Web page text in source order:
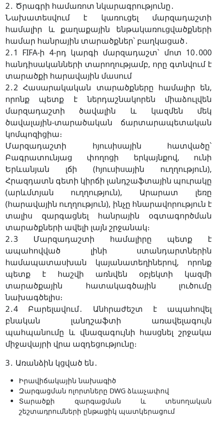
2․ Ծրագրի համառոտ նկարագրությունը․
Նախատեսվում է կառուցել մարզադաշտի
համալիր և քաղաքային ենթակառուցվածքների
համար հանրային տարածքներ՝ բաղկացած․
2․1 FIFA-ի 4-րդ կարգի մարզադաշտ՝ մոտ 10․000
հանդիսականների տարողությամբ, որը գտնվում է
տարածքի հարավային մասում
2․2 Հասարակական տարածքները համալիր են,
որոնք պետք է ներդաշնակորեն միաձուլվեն
մարզադաշտի ծավալին և կազմեն մեկ
ծավալային-տարածական ճարտարապետական
կոմպոզիցիա։
Մարզադաշտի հյուսիսային հատվածը՝
Բագրատունյաց փողոցի երկայնքով, ունի
Երևանյան լճի (հյուսիսային ուղղություն),
Հրազդատն գետի կիրճի լանդշաֆտային պուրակը
(արևմտյան ուղղություն), Արարատ լեռը
(հարավային ուղղություն), ինչը հնարավորություն է
տալիս զարգացնել հանրային օգտագործման
տարածքների ավելի լայն շրջանակ։
2․3 Մարզադաշտի համալիրը պետք է
ապահովված լինի ստանդարտներին
համապատասխան կայանատեղիներով, որոնք
պետք է հաշվի առնվեն օբյեկտի կազմի
տարածքային հատակագծային լուծումը
նախագծելիս։
2․4 Բարելավում․ Անհրաժեշտ է ապահովել
բնական լանդշաֆտի առավելագույն
պահպանումը և վնազագույնի հասցնել շրջակա
միջավայրի վրա ազդեցությունը։
3․ Առանձին կցված են․
Իրավիճակային նախագիծ
Զարգացման ոլորտները DWG ձևաչափով
Տարածքի զարգացման և տեսողական
շեշտադրումների ընթացիկ պատկերացում